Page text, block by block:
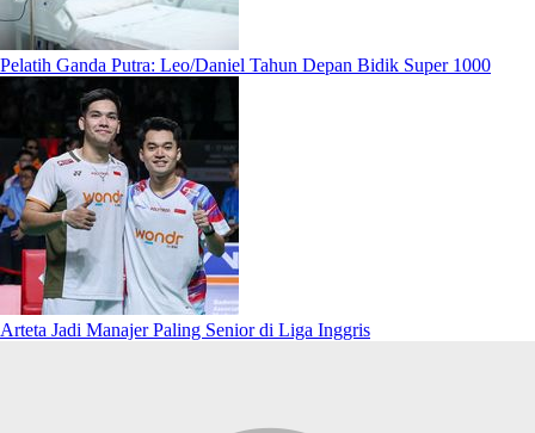
Pelatih Ganda Putra: Leo/Daniel Tahun Depan Bidik Super 1000
Arteta Jadi Manajer Paling Senior di Liga Inggris